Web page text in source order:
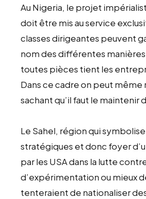
Au Nigeria, le projet
doit être mis au service
classes dirigeantes peuvent
nom des différentes
toutes pièces tient les
Dans ce cadre on peut même
sachant qu’il faut le maintenir
Le Sahel, région qui
stratégiques et donc foyer
par les USA dans la lutte
d’expérimentation ou mieux
tenteraient de nationaliser